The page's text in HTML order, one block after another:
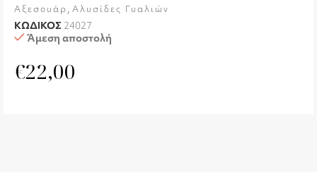
Αξεσουάρ, Αλυσίδες Γυαλιών
ΚΩΔΙΚΟΣ 24027
Άμεση αποστολή
€22,00